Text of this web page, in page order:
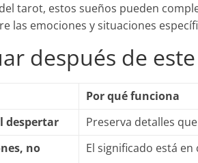
tarot, estos sueños pueden
las emociones y situaciones
después de
Por qué funciona
despertar
Preserva detalles
no
El significado está